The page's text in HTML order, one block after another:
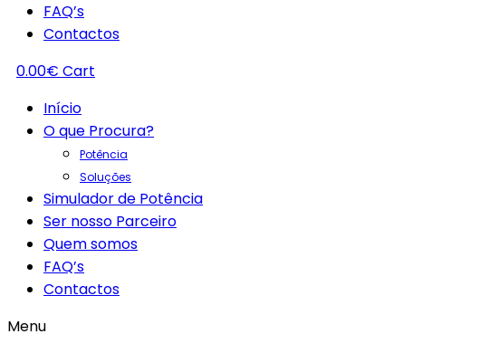
FAQ’s
Contactos
0.00€ Cart
Início
O que Procura?
Potência
Soluções
Simulador de Potência
Ser nosso Parceiro
Quem somos
FAQ’s
Contactos
Menu